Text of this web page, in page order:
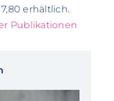
erhältlich.
Publikationen